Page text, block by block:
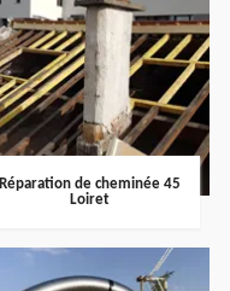
Réparation de cheminée 45
Loiret